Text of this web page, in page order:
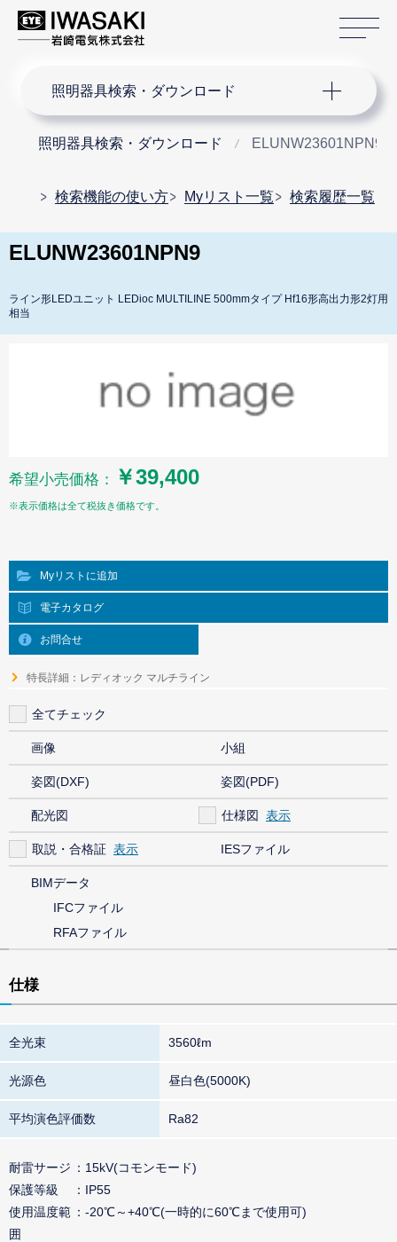
照明器具検索・ダウンロード
照明器具検索・ダウンロード ELUNW23601NPN9
検索機能の使い方 Myリスト一覧 検索履歴一覧
ELUNW23601NPN9
ライン形LEDユニット LEDioc MULTILINE 500mmタイプ Hf16形高出力形2灯用
相当
希望小売価格： ￥39,400
※表示価格は全て税抜き価格です。
Myリストに追加
電子カタログ
お問合せ
特長詳細：レディオック マルチライン
全てチェック
画像 小組
姿図(DXF) 姿図(PDF)
配光図 仕様図
取説・合格証 IESファイル
BIMデータ
IFCファイル
RFAファイル
仕様
全光束 3560ℓm
光源色 昼白色(5000K)
平均演色評価数 Ra82
耐雷サージ
15kV(コモンモード)
保護等級
IP55
使用温度範
囲
-20℃～+40℃(一時的に60℃まで使用可)